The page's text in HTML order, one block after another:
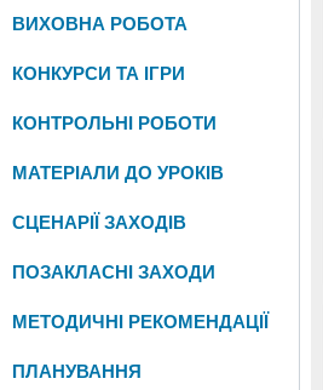
ВИХОВНА РОБОТА
КОНКУРСИ ТА ІГРИ
КОНТРОЛЬНІ РОБОТИ
МАТЕРІАЛИ ДО УРОКІВ
СЦЕНАРІЇ ЗАХОДІВ
ПОЗАКЛАСНІ ЗАХОДИ
МЕТОДИЧНІ РЕКОМЕНДАЦІЇ
ПЛАНУВАННЯ